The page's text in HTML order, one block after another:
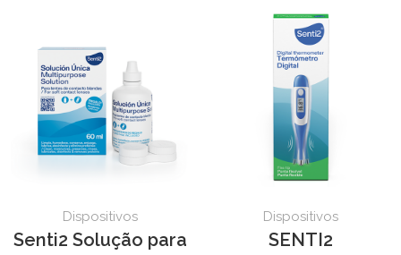
Dispositivos
Senti2 Solução para
Dispositivos
SENTI2